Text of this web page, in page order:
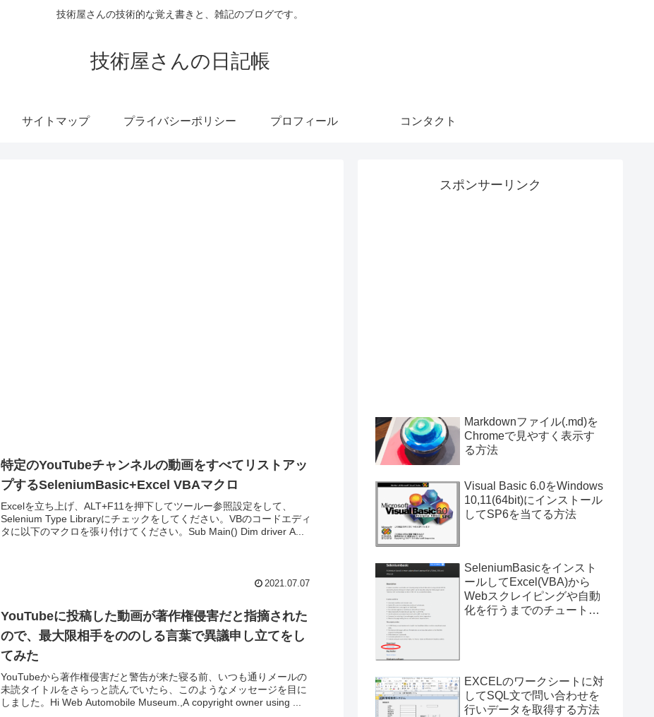
技術屋さんの技術的な覚え書きと、雑記のブログです。
技術屋さんの日記帳
サイトマップ プライバシーポリシー プロフィール コンタクト
特定のYouTubeチャンネルの動画をすべてリストアッ
プするSeleniumBasic+Excel VBAマクロ
Excelを立ち上げ、ALT+F11を押下してツールー参照設定をして、
Selenium Type Libraryにチェックをしてください。VBのコードエディ
タに以下のマクロを張り付けてください。Sub Main() Dim driver A...
2021.07.07
YouTubeに投稿した動画が著作権侵害だと指摘された
ので、最大限相手をののしる言葉で異議申し立てをし
てみた
YouTubeから著作権侵害だと警告が来た寝る前、いつも通りメールの
未読タイトルをさらっと読んでいたら、このようなメッセージを目に
しました。Hi Web Automobile Museum.,A copyright owner using ...
スポンサーリンク
Markdownファイル(.md)を
Chromeで見やすく表示す
る方法
Visual Basic 6.0をWindows
10,11(64bit)にインストール
してSP6を当てる方法
SeleniumBasicをインスト
ールしてExcel(VBA)から
Webスクレイピングや自動
化を行うまでのチュートリ
EXCELのワークシートに対
してSQL文で問い合わせを
行いデータを取得する方法